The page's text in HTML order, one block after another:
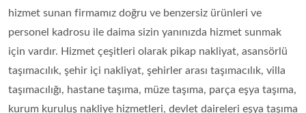
hizmet sunan firmamız doğru ve benzersiz ürünleri ve
personel kadrosu ile daima sizin yanınızda hizmet sunmak
için vardır. Hizmet çeşitleri olarak pikap nakliyat, asansörlü
taşımacılık, şehir içi nakliyat, şehirler arası taşımacılık, villa
taşımacılığı, hastane taşıma, müze taşıma, parça eşya taşıma,
kurum kuruluş nakliye hizmetleri, devlet daireleri eşya taşıma